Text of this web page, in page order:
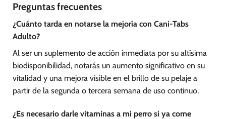
Preguntas frecuentes
¿Cuánto tarda en notarse la mejoría con Cani-Tabs
Adulto?
Al ser un suplemento de acción inmediata por su altísima
biodisponibilidad, notarás un aumento significativo en su
vitalidad y una mejora visible en el brillo de su pelaje a
partir de la segunda o tercera semana de uso continuo.
¿Es necesario darle vitaminas a mi perro si ya come